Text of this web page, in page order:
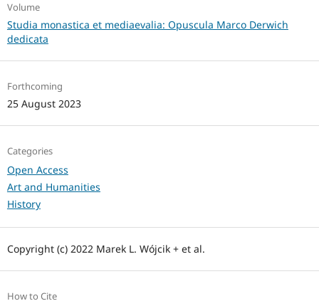
Volume
Studia monastica et mediaevalia: Opuscula Marco Derwich
dedicata
Forthcoming
25 August 2023
Categories
Open Access
Art and Humanities
History
Copyright (c) 2022 Marek L. Wójcik + et al.
How to Cite